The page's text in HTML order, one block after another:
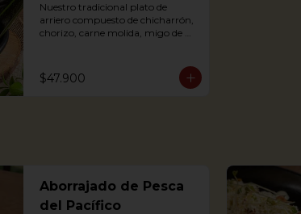
Nuestro tradicional plato de
arriero compuesto de chicharrón,
chorizo, carne molida, migo de
$47.900
Aborrajado de Pesca
del Pacífico